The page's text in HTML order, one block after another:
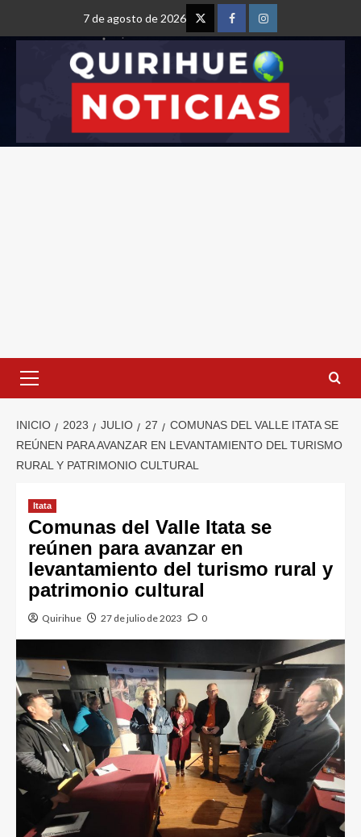
7 de agosto de 2026
INICIO 2023 JULIO 27
COMUNAS DEL VALLE ITATA SE
REÚNEN PARA AVANZAR EN LEVANTAMIENTO DEL TURISMO
RURAL Y PATRIMONIO CULTURAL
Itata
Comunas del Valle Itata se
reúnen para avanzar en
levantamiento del turismo rural y
patrimonio cultural
Quirihue 27 de julio de 2023 0